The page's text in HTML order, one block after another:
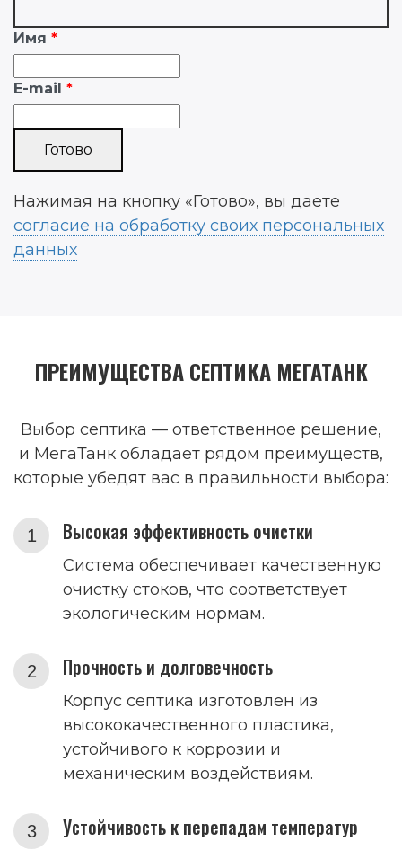
Имя
E-mail
Нажимая на кнопку «Готово», вы даете
согласие на обработку своих персональных
данных
ПРЕИМУЩЕСТВА СЕПТИКА МЕГАТАНК
Выбор септика — ответственное решение,
и МегаТанк обладает рядом преимуществ,
которые убедят вас в правильности выбора:
Высокая эффективность очистки
Система обеспечивает качественную
очистку стоков, что соответствует
экологическим нормам.
Прочность и долговечность
Корпус септика изготовлен из
высококачественного пластика,
устойчивого к коррозии и
механическим воздействиям.
Устойчивость к перепадам температур